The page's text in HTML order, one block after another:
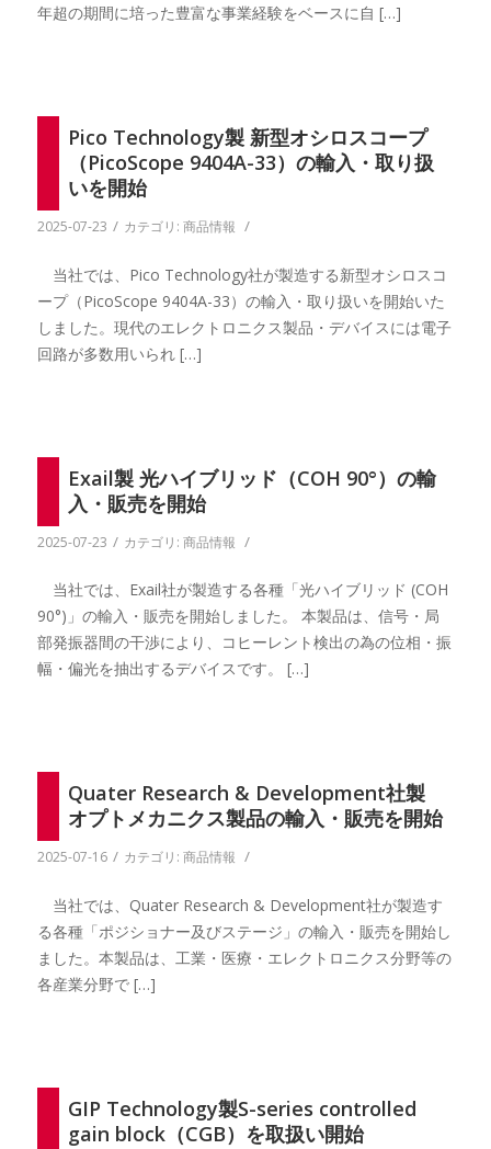
年超の期間に培った豊富な事業経験をベースに自 […]
Pico Technology製 新型オシロスコープ
（PicoScope 9404A-33）の輸入・取り扱
いを開始
2025-07-23 / カテゴリ: 商品情報 /
当社では、Pico Technology社が製造する新型オシロスコ
ープ（PicoScope 9404A-33）の輸入・取り扱いを開始いた
しました。現代のエレクトロニクス製品・デバイスには電子
回路が多数用いられ […]
Exail製 光ハイブリッド（COH 90°）の輸
入・販売を開始
2025-07-23 / カテゴリ: 商品情報 /
当社では、Exail社が製造する各種「光ハイブリッド (COH
90°)」の輸入・販売を開始しました。 本製品は、信号・局
部発振器間の干渉により、コヒーレント検出の為の位相・振
幅・偏光を抽出するデバイスです。 […]
Quater Research & Development社製
オプトメカニクス製品の輸入・販売を開始
2025-07-16 / カテゴリ: 商品情報 /
当社では、Quater Research & Development社が製造す
る各種「ポジショナー及びステージ」の輸入・販売を開始し
ました。本製品は、工業・医療・エレクトロニクス分野等の
各産業分野で […]
GIP Technology製S-series controlled
gain block（CGB）を取扱い開始